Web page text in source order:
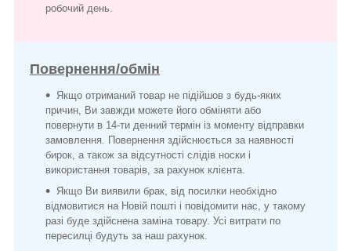
робочий день.
Повернення/обмін
Якщо отриманий товар не підійшов з будь-яких
причин, Ви завжди можете його обміняти або
повернути в 14-ти денний термін із моменту відправки
замовлення. Повернення здійснюється за наявності
бирок, а також за відсутності слідів носки і
використання товарів, за рахунок клієнта.
Якщо Ви виявили брак, від посилки необхідно
відмовитися на Новій пошті і повідомити нас, у такому
разі буде здійснена заміна товару. Усі витрати по
пересилці будуть за наш рахунок.